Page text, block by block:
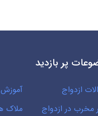
پر بازدید
ازدواج
آموزش
مخرب در ازدواج
ملاک